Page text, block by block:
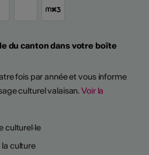
du canton dans votre boîte
fois par année et vous informe
culturel valaisan.Voir la
culturel·le
la culture